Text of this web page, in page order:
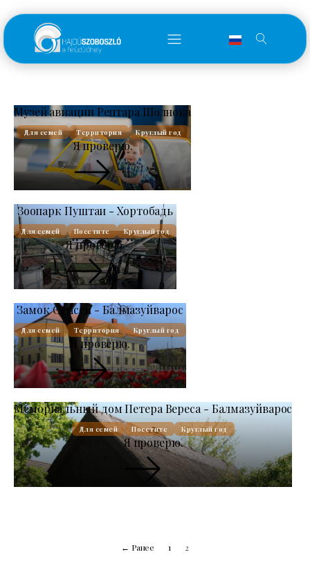
Музей авиации Рептара Шолнока
Для семей Территория Круглый год
Я проверю.
Зоопарк Пуштаи - Хортобадь
Для семей Посетите Круглый год
Я проверю.
Замок Семсей - Балмазуйварос
Для семей Территория Круглый год
Я проверю.
Мемориальный дом Петера Вереса - Балмазуйварос
Для семей Посетите Круглый год
Я проверю.
← Ранее 1 2